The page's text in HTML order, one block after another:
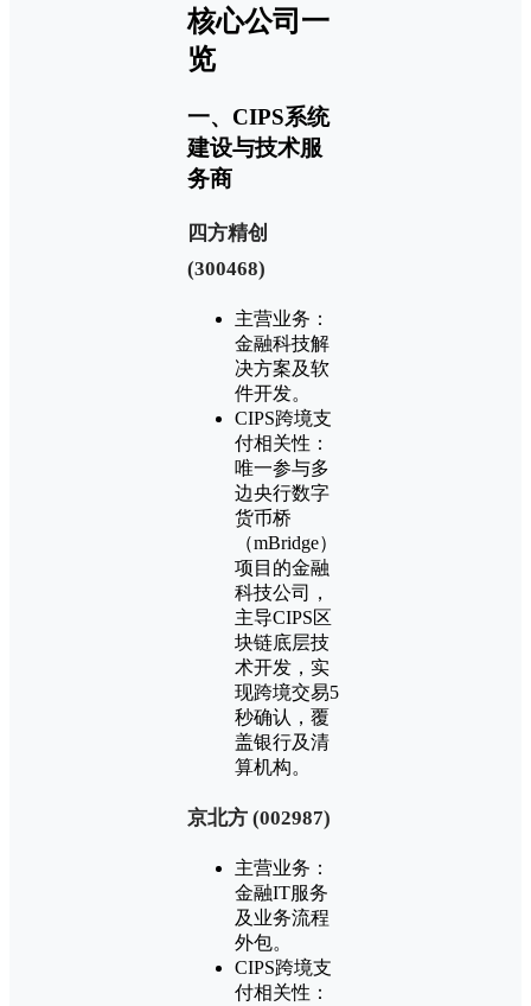
核心公司一
览
一、CIPS系统
建设与技术服
务商
‌四方精创
(300468)‌
主营业务：
金融科技解
决方案及软
件开发。
CIPS跨境支
付相关性：
唯一参与多
边央行数字
货币桥
（mBridge）
项目的金融
科技公司，
主导CIPS区
块链底层技
术开发，实
现跨境交易5
秒确认，覆
盖银行及清
算机构。
‌京北方 (002987)‌
主营业务：
金融IT服务
及业务流程
外包。
CIPS跨境支
付相关性：